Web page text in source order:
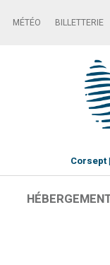
MÉTÉO BILLETTERIE
Corsept